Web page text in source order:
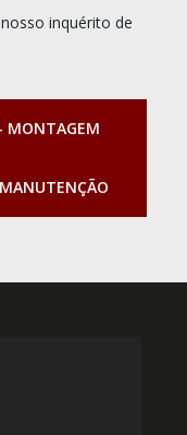
inquérito de
MONTAGEM